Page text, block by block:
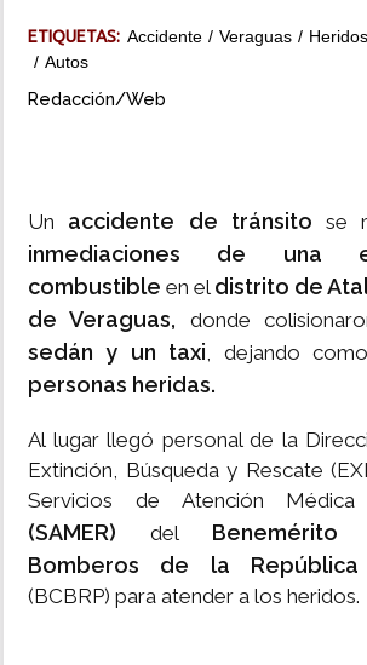
ETIQUETAS: Accidente Veraguas Heridos
Autos
Redacción/Web
Un accidente de tránsito se
inmediaciones de una
combustible en el distrito de
de Veraguas, donde
sedán y un taxi, dejando
personas heridas.
Al lugar llegó personal de la
Extinción, Búsqueda y Rescate
Servicios de Atención Médica
(SAMER) del
Bomberos de la
(BCBRP) para atender a los heridos.